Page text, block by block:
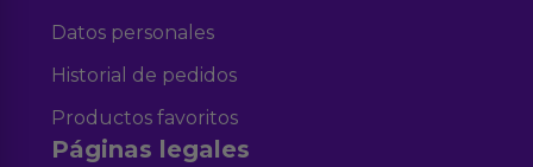
Datos personales
Historial de pedidos
Productos favoritos
Páginas legales